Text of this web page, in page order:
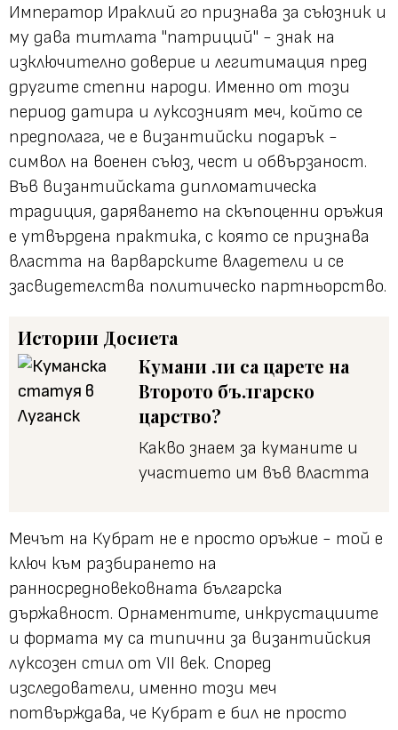
Император Ираклий го признава за съюзник и
му дава титлата "патриций" - знак на
изключително доверие и легитимация пред
другите степни народи. Именно от този
период датира и луксозният меч, който се
предполага, че е византийски подарък -
символ на военен съюз, чест и обвързаност.
Във византийската дипломатическа
традиция, даряването на скъпоценни оръжия
е утвърдена практика, с която се признава
властта на варварските владетели и се
засвидетелства политическо партньорство.
Истории Досиета
Кумани ли са царете на
Второто българско
царство?
Какво знаем за куманите и
участието им във властта
Мечът на Кубрат не е просто оръжие - той е
ключ към разбирането на
ранносредновековната българска
държавност. Орнаментите, инкрустациите
и формата му са типични за византийския
луксозен стил от VII век. Според
изследователи, именно този меч
потвърждава, че Кубрат е бил не просто